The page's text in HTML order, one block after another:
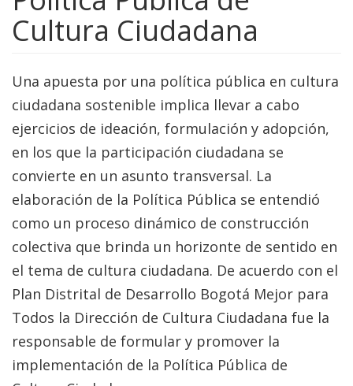
Cultura Ciudadana
Una apuesta por una política pública en cultura
ciudadana sostenible implica llevar a cabo
ejercicios de ideación, formulación y adopción,
en los que la participación ciudadana se
convierte en un asunto transversal. La
elaboración de la Política Pública se entendió
como un proceso dinámico de construcción
colectiva que brinda un horizonte de sentido en
el tema de cultura ciudadana. De acuerdo con el
Plan Distrital de Desarrollo Bogotá Mejor para
Todos la Dirección de Cultura Ciudadana fue la
responsable de formular y promover la
implementación de la Política Pública de